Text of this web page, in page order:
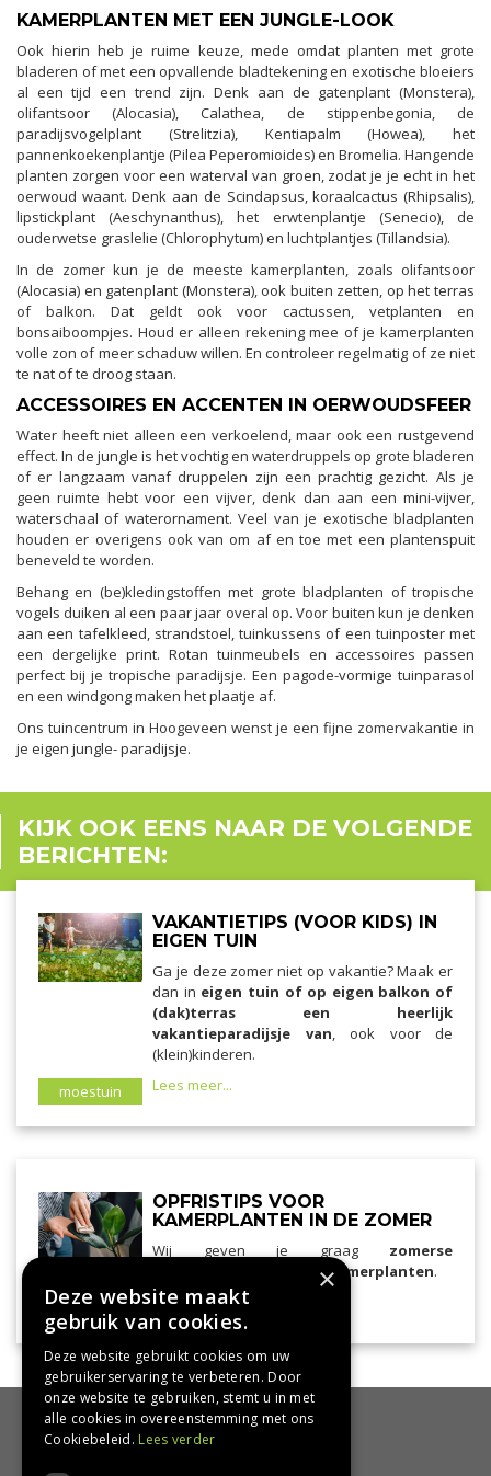
KAMERPLANTEN MET EEN JUNGLE-LOOK
Ook hierin heb je ruime keuze, mede omdat planten met grote
bladeren of met een opvallende bladtekening en exotische bloeiers
al een tijd een trend zijn. Denk aan de gatenplant (Monstera),
olifantsoor (Alocasia), Calathea, de stippenbegonia, de
paradijsvogelplant (Strelitzia), Kentiapalm (Howea), het
pannenkoekenplantje (Pilea Peperomioides) en Bromelia. Hangende
planten zorgen voor een waterval van groen, zodat je je echt in het
oerwoud waant. Denk aan de Scindapsus, koraalcactus (Rhipsalis),
lipstickplant (Aeschynanthus), het erwtenplantje (Senecio), de
ouderwetse graslelie (Chlorophytum) en luchtplantjes (Tillandsia).
In de zomer kun je de meeste kamerplanten, zoals olifantsoor
(Alocasia) en gatenplant (Monstera), ook buiten zetten, op het terras
of balkon. Dat geldt ook voor cactussen, vetplanten en
bonsaiboompjes. Houd er alleen rekening mee of je kamerplanten
volle zon of meer schaduw willen. En controleer regelmatig of ze niet
te nat of te droog staan.
ACCESSOIRES EN ACCENTEN IN OERWOUDSFEER
Water heeft niet alleen een verkoelend, maar ook een rustgevend
effect. In de jungle is het vochtig en waterdruppels op grote bladeren
of er langzaam vanaf druppelen zijn een prachtig gezicht. Als je
geen ruimte hebt voor een vijver, denk dan aan een mini-vijver,
waterschaal of waterornament. Veel van je exotische bladplanten
houden er overigens ook van om af en toe met een plantenspuit
beneveld te worden.
Behang en (be)kledingstoffen met grote bladplanten of tropische
vogels duiken al een paar jaar overal op. Voor buiten kun je denken
aan een tafelkleed, strandstoel, tuinkussens of een tuinposter met
een dergelijke print. Rotan tuinmeubels en accessoires passen
perfect bij je tropische paradijsje. Een pagode-vormige tuinparasol
en een windgong maken het plaatje af.
Ons tuincentrum in Hoogeveen wenst je een fijne zomervakantie in
je eigen jungle- paradijsje.
KIJK OOK EENS NAAR DE VOLGENDE
BERICHTEN:
moestuin
VAKANTIETIPS (VOOR KIDS) IN
EIGEN TUIN
Ga je deze zomer niet op vakantie? Maak er
dan in eigen tuin of op eigen balkon of
(dak)terras een heerlijk
vakantieparadijsje van, ook voor de
(klein)kinderen.
Lees meer...
kamerplanten
OPFRISTIPS VOOR
KAMERPLANTEN IN DE ZOMER
Wij geven je graag zomerse
verzorgingstips voor je kamerplanten.
Lees meer...
HANDIG
×
Deze website maakt
gebruik van cookies.
Deze website gebruikt cookies om uw
gebruikerservaring te verbeteren. Door
onze website te gebruiken, stemt u in met
alle cookies in overeenstemming met ons
Cookiebeleid. Lees verder